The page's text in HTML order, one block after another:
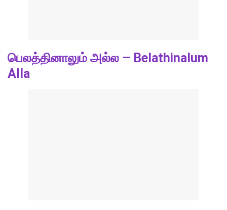
பெலத்தினாலும் அல்ல – Belathinalum
Alla